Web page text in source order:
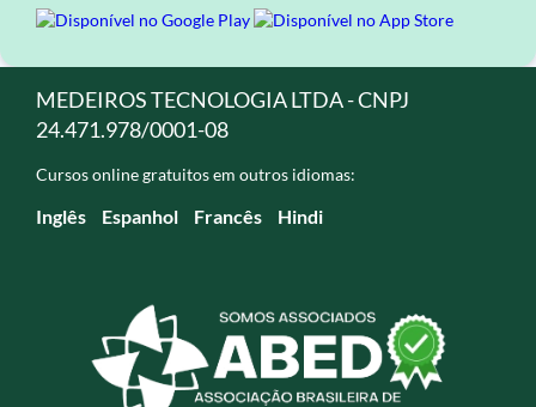
MEDEIROS TECNOLOGIA LTDA - CNPJ
24.471.978/0001-08
Cursos online gratuitos em outros idiomas:
Inglês Espanhol Francês Hindi